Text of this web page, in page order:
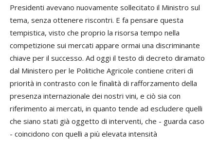
Presidenti avevano nuovamente sollecitato il Ministro sul
tema, senza ottenere riscontri. E fa pensare questa
tempistica, visto che proprio la risorsa tempo nella
competizione sui mercati appare ormai una discriminante
chiave per il successo. Ad oggi il testo di decreto diramato
dal Ministero per le Politiche Agricole contiene criteri di
priorità in contrasto con le finalità di rafforzamento della
presenza internazionale dei nostri vini, e ciò sia con
riferimento ai mercati, in quanto tende ad escludere quelli
che siano stati già oggetto di interventi, che - guarda caso
- coincidono con quelli a più elevata intensità